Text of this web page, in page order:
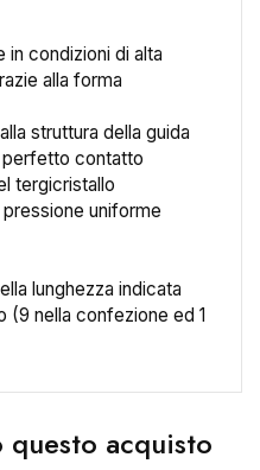
in condizioni di alta
alla forma
struttura della guida
perfetto contatto
tergicristallo
uniforme
lunghezza indicata
(9 nella confezione ed 1
acquisto
×
Crea lista dei desideri